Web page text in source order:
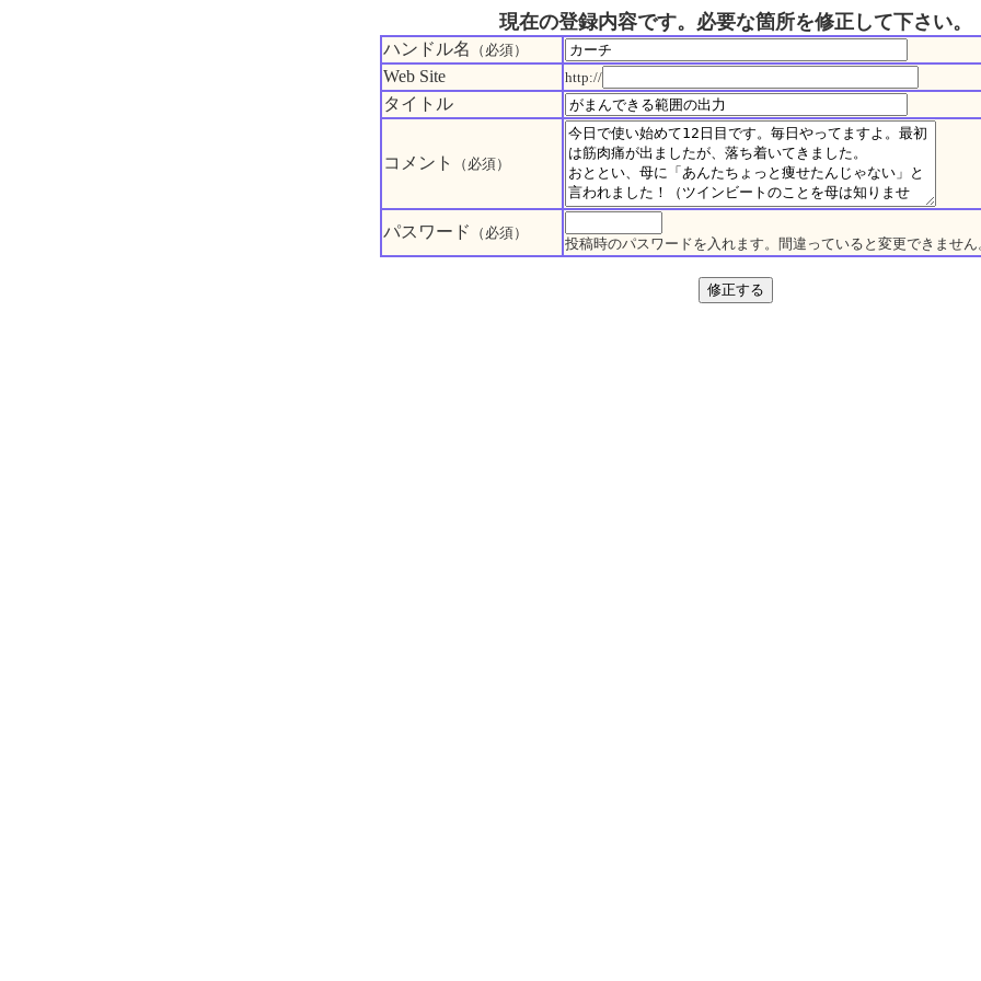
現在の登録内容です。必要な箇所を修正して下さい。
ハンドル名 （必須）
Web Site http://
タイトル
コメント （必須）
パスワード （必須）
投稿時のパスワードを入れます。間違っていると変更できません